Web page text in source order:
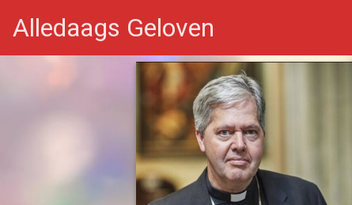
Alledaags Geloven